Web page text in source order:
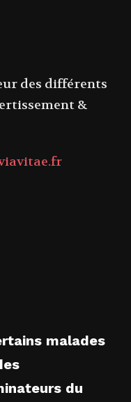
des différents
&
malades
du